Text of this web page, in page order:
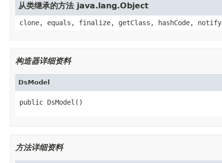
从类继承的方法 java.lang.Object
clone, equals, finalize, getClass, hashCode,
构造器详细资料
DsModel
public DsModel()
方法详细资料